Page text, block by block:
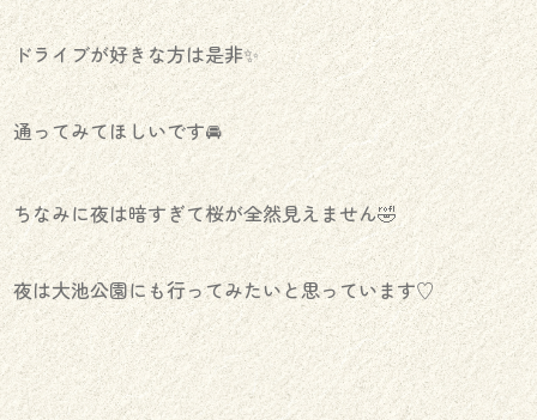
ドライブが好きな方は是非✨
通ってみてほしいです🚘
ちなみに夜は暗すぎて桜が全然見えません🤣
夜は大池公園にも行ってみたいと思っています♡